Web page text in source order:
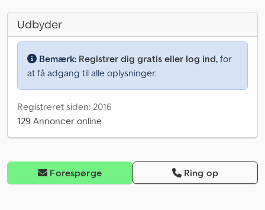
Udbyder
Bemærk: Registrer dig gratis eller log ind, for
at få adgang til alle oplysninger.
Registreret siden: 2016
129 Annoncer online
Forespørge Ring op